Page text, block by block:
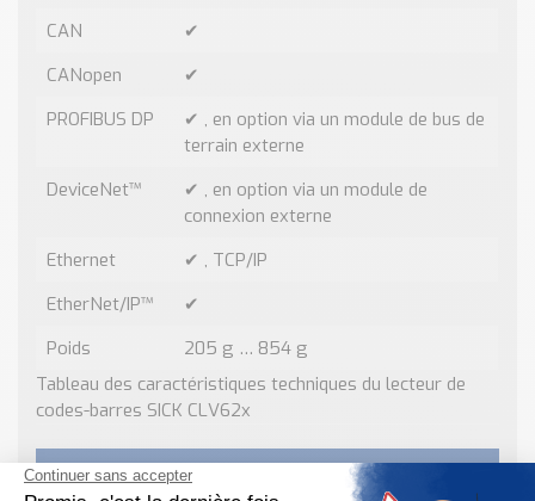
CAN
✔
CANopen
✔
PROFIBUS DP
✔ , en option via un module de bus de
terrain externe
DeviceNet™
✔ , en option via un module de
connexion externe
Ethernet
✔ , TCP/IP
EtherNet/IP™
✔
Poids
205 g … 854 g
Tableau des caractéristiques techniques du lecteur de
codes-barres SICK CLV62x
DOCUMENTATION TECHNIQUE :